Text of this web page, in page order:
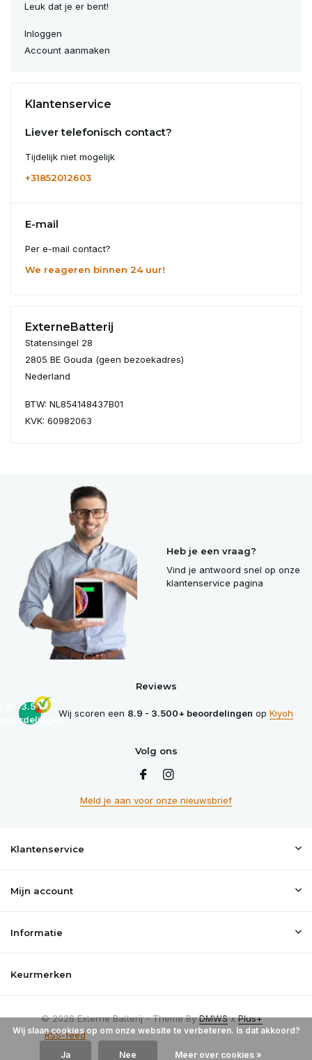
Leuk dat je er bent!
Inloggen
Account aanmaken
Klantenservice
Liever telefonisch contact?
Tijdelijk niet mogelijk
+31852012603
E-mail
Per e-mail contact?
We reageren binnen 24 uur!
ExterneBatterij
Statensingel 28
2805 BE Gouda (geen bezoekadres)
Nederland
BTW: NL854148437B01
KVK: 60982063
Heb je een vraag?
Vind je antwoord snel op onze
klantenservice pagina
Reviews
- 3.500+
Wij scoren een 8.9 - 3.500+ beoordelingen op Kiyoh
Volg ons
Meld je aan voor onze nieuwsbrief
Klantenservice
Mijn account
Informatie
Keurmerken
© 2026 Externe Batterij - Theme ByDMWSxPlus+
RSS-feed
Wij slaan cookies op om onze website te verbeteren. Is dat akkoord?
Ja Nee Meer over cookies »